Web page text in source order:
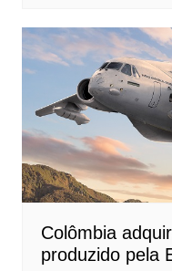
Colômbia
produzido pela